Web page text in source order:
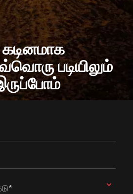
படியிலும்